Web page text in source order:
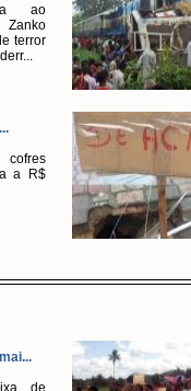
ao
Zanko
terror
a R$
de